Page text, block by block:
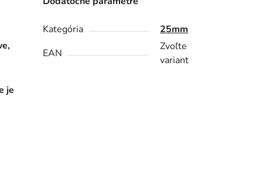
je
Kategória
25mm
EAN
Zvoľte
variant